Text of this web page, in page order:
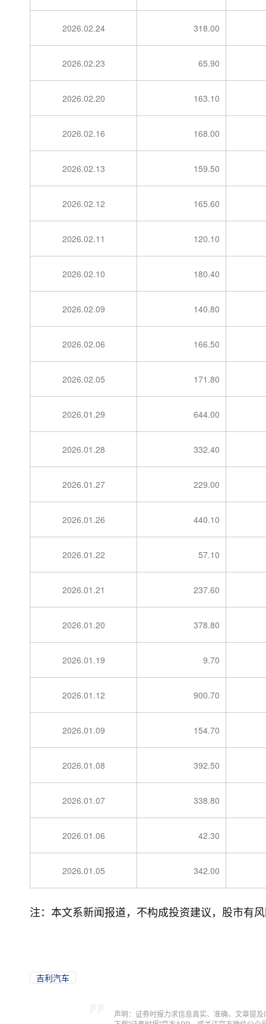
2026.02.24 318.00
2026.02.23 65.90
2026.02.20 163.10
2026.02.16 168.00
2026.02.13 159.50
2026.02.12 165.60
2026.02.11 120.10
2026.02.10 180.40
2026.02.09 140.80
2026.02.06 166.50
2026.02.05 171.80
2026.01.29 644.00
2026.01.28 332.40
2026.01.27 229.00
2026.01.26 440.10
2026.01.22 57.10
2026.01.21 237.60
2026.01.20 378.80
2026.01.19 9.70
2026.01.12 900.70
2026.01.09 154.70
2026.01.08 392.50
2026.01.07 338.80
2026.01.06 42.30
2026.01.05 342.00
注：本文系新闻报道，不构成投资建议，股市有
吉利汽车
声明：证券时报力求信息真实、准确，文章提